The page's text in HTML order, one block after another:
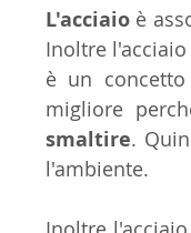
L'acciaio è
Inoltre
è un
migliore
smaltire.
l'ambiente.